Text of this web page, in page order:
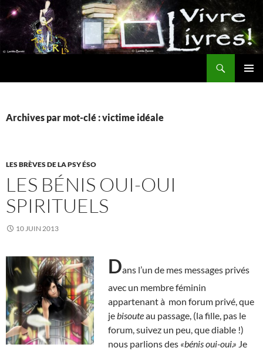
Aller
au
contenu
Archives par mot-clé : victime idéale
LES BRÈVES DE LA PSY ÉSO
LES BÉNIS OUI-OUI
SPIRITUELS
10 JUIN 2013
Dans l’un de mes messages privés
avec un membre féminin
appartenant à mon forum privé, que
je bisouteau passage, (la fille, pas le
forum, suivez un peu, que diable !)
nous parlions des «bénis oui-oui.» Je